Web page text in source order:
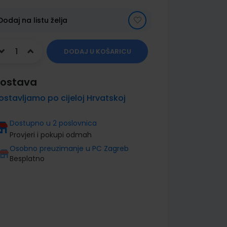
na listu želja
DODAJ U KOŠARICU
po cijeloj Hrvatskoj
Dostupno u 2 poslovnica
Provjeri i pokupi odmah
Osobno preuzimanje u PC Zagreb
Besplatno